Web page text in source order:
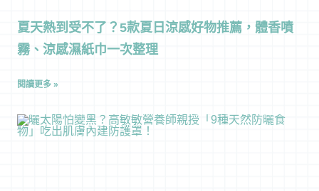
夏天熱到受不了？5款夏日涼感好物推薦，體香噴
霧、涼感濕紙巾一次整理
閱讀更多 »